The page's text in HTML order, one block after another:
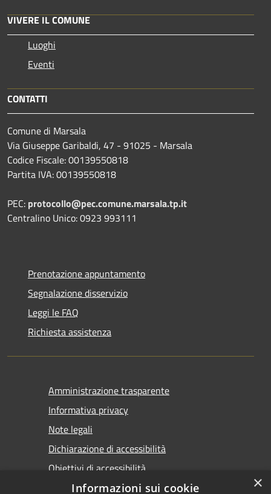
VIVERE IL COMUNE
Luoghi
Eventi
CONTATTI
Comune di Marsala
Via Giuseppe Garibaldi, 47 - 91025 - Marsala
Codice Fiscale: 00139550818
Partita IVA: 00139550818
PEC: protocollo@pec.comune.marsala.tp.it
Centralino Unico: 0923 993111
Prenotazione appuntamento
Segnalazione disservizio
Leggi le FAQ
Richiesta assistenza
Amministrazione trasparente
Informativa privacy
Note legali
Dichiarazione di accessibilità
Obiettivi di accessibilità
×
Informazioni sui cookie